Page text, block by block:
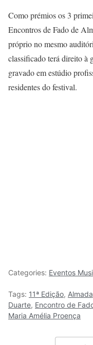
Como prémios os 3
Encontros de Fado de
próprio no mesmo
classificado terá direito à
gravado em estúdio
residentes do festival.
Categories: Eventos
Tags: 11ª Edição, Almada
Duarte, Encontro de
Maria Amélia Proença